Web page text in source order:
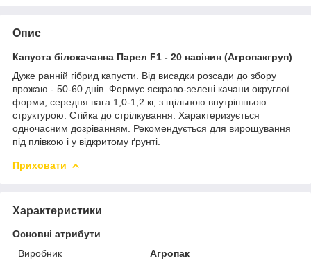
Опис
Капуста білокачанна Парел F1 - 20 насінин (Агропакгруп)
Дуже ранній гібрид капусти. Від висадки розсади до збору
врожаю - 50-60 днів. Формує яскраво-зелені качани округлої
форми, середня вага 1,0-1,2 кг, з щільною внутрішньою
структурою. Стійка до стрілкування. Характеризується
одночасним дозріванням. Рекомендується для вирощування
під плівкою і у відкритому ґрунті.
Приховати
Характеристики
Основні атрибути
Виробник
Агропак